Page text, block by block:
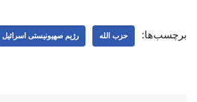
برچسب‌ها: حزب الله رژیم صهیونیستی اسرائیل